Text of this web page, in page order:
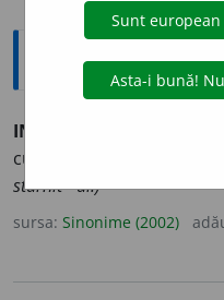
Sinonime
INTER
curiozitate, luare-
stârnit ~ul.)
sursa: Sinonime (2002)